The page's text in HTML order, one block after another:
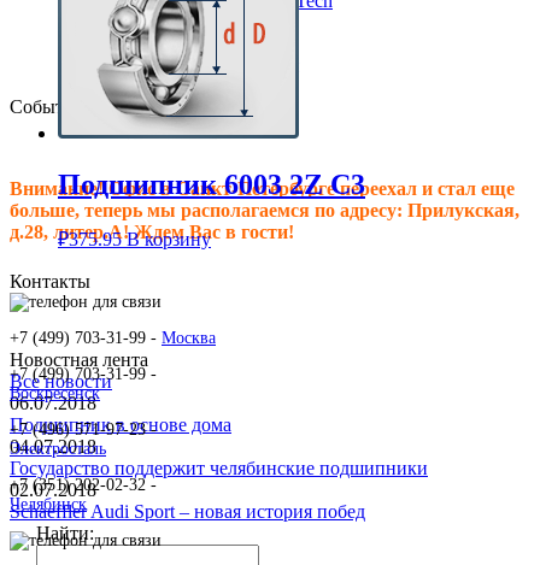
Сальники подшипника
Клиновые ремни
Техпластина резиновая
События
Внимание! Офис в Санкт-Петербурге переехал и стал еще
больше, теперь мы располагаемся по адресу: Прилукская,
д.28, литер.А! Ждем Вас в гости!
Новостная лента
Все новости
06.07.2018
Подшипник в основе дома
04.07.2018
Государство поддержит челябинские подшипники
02.07.2018
Schaeffler Audi Sport – новая история побед
Найти:
Подшипник 6003 2Z C3
₽375.95 В корзину
Контакты
+7 (499) 703-31-99 - Москва
+7 (499) 703-31-99 -
Воскресенск
+7 (496) 571-97-23 -
Электросталь
+7 (351) 202-02-32 -
Челябинск